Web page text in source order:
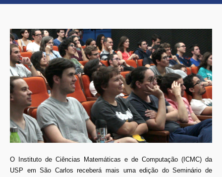
O Instituto de Ciências Matemáticas e de Computação (ICMC) da
USP em São Carlos receberá mais uma edição do Seminário de